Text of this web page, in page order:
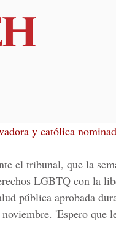
y católica
el tribunal, que la
LGBTQ con la
pública aprobada
'Espero que